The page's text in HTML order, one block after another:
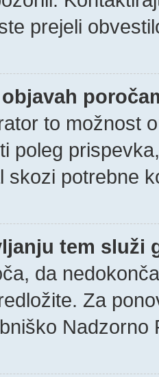
prejeli
to možnost
poleg
skozi potrebne
tem služi
da
Za
Nadzorno